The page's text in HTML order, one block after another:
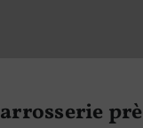
Carrosserie